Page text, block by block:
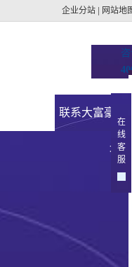
企业分站 网站地
咨
联系大富豪官
址
在
线
客
服